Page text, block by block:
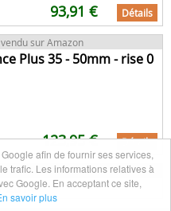
93,91 € Détails
sur Amazon
Plus 35 - 50mm - rise 0
123,95 € Détails
le 20 août 2014 à 16:27
2014
afin de fournir ses services,
trafic. Les informations relatives à
Google. En acceptant ce site,
savoir plus